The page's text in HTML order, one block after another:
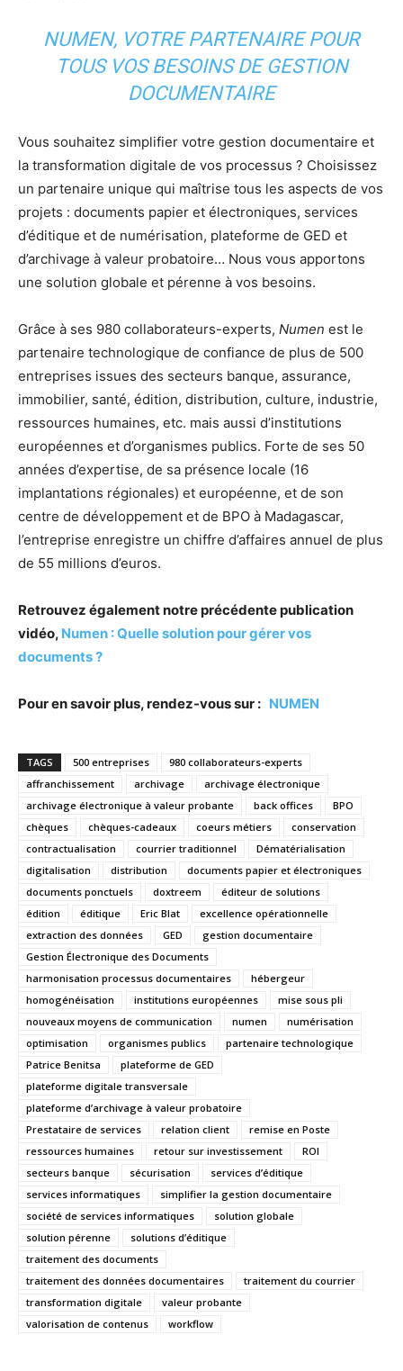
NUMEN, VOTRE PARTENAIRE POUR
TOUS VOS BESOINS DE GESTION
DOCUMENTAIRE
Vous souhaitez simplifier votre gestion documentaire et
la transformation digitale de vos processus ? Choisissez
un partenaire unique qui maîtrise tous les aspects de vos
projets : documents papier et électroniques, services
d’éditique et de numérisation, plateforme de GED et
d’archivage à valeur probatoire… Nous vous apportons
une solution globale et pérenne à vos besoins.
Grâce à ses 980 collaborateurs-experts, Numen est le
partenaire technologique de confiance de plus de 500
entreprises issues des secteurs banque, assurance,
immobilier, santé, édition, distribution, culture, industrie,
ressources humaines, etc. mais aussi d’institutions
européennes et d’organismes publics. Forte de ses 50
années d’expertise, de sa présence locale (16
implantations régionales) et européenne, et de son
centre de développement et de BPO à Madagascar,
l’entreprise enregistre un chiffre d’affaires annuel de plus
de 55 millions d’euros.
Retrouvez également notre précédente publication
vidéo, Numen : Quelle solution pour gérer vos
documents ?
Pour en savoir plus, rendez-vous sur : NUMEN
TAGS 500 entreprises
980 collaborateurs-experts
affranchissement
archivage
archivage électronique
archivage électronique à valeur probante
back offices
BPO
chèques
chèques-cadeaux coeurs métiers
conservation
contractualisation
courrier traditionnel
Dématérialisation
digitalisation
distribution
documents papier et électroniques
documents ponctuels
doxtreem
éditeur de solutions
édition
éditique Eric Blat
excellence opérationnelle
extraction des données
GED
gestion documentaire
Gestion Électronique des Documents
harmonisation processus documentaires
hébergeur
homogénéisation
institutions européennes
mise sous pli
nouveaux moyens de communication
numen
numérisation
optimisation
organismes publics
partenaire technologique
Patrice Benitsa
plateforme de GED
plateforme digitale transversale
plateforme d’archivage à valeur probatoire
Prestataire de services
relation client
remise en Poste
ressources humaines
retour sur investissement
ROI
secteurs banque
sécurisation
services d’éditique
services informatiques
simplifier la gestion documentaire
société de services informatiques
solution globale
solution pérenne
solutions d’éditique
traitement des documents
traitement des données documentaires
traitement du courrier
transformation digitale
valeur probante
valorisation de contenus
workflow